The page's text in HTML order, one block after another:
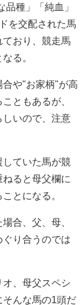
品種」「純血」
を交配された馬
ており、競走馬
る。
合や"お家柄"が高
ともあるが、
しいので、注意
ていた馬が競
ると母父欄に
とになる。
合、父、母、
り合うのでは
、母父スペシ
そんな馬の1頭だ